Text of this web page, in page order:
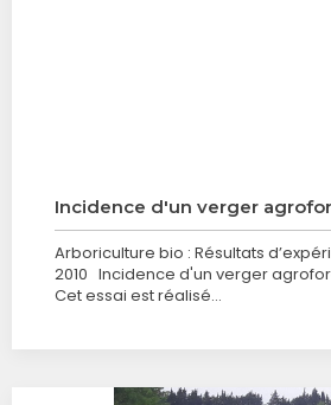
Incidence d'un verger
Arboriculture bio : Résultats
2010 Incidence d'un verger
Cet essai est réalisé…